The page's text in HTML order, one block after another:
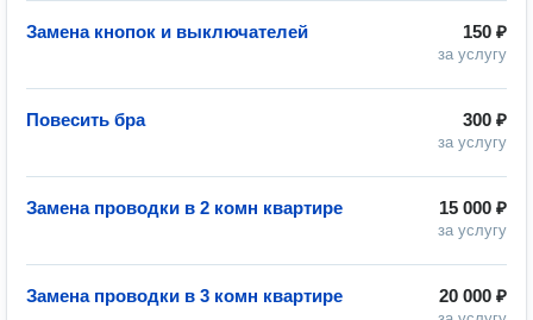
150 ₽
за услугу
Замена кнопок и выключателей
300 ₽
за услугу
Повесить бра
15 000 ₽
за услугу
Замена проводки в 2 комн квартире
20 000 ₽
Замена проводки в 3 комн квартире